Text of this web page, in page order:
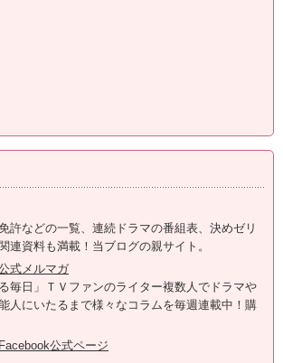
許などの一覧、連続ドラマの番組表、決めゼリ
連資料も満載！当ブログの親サイト。
式メルマガ
毎日」ＴＶファンのライター複数人でドラマや
人にいたるまで様々なコラムを毎週連載中！購
公式ページ